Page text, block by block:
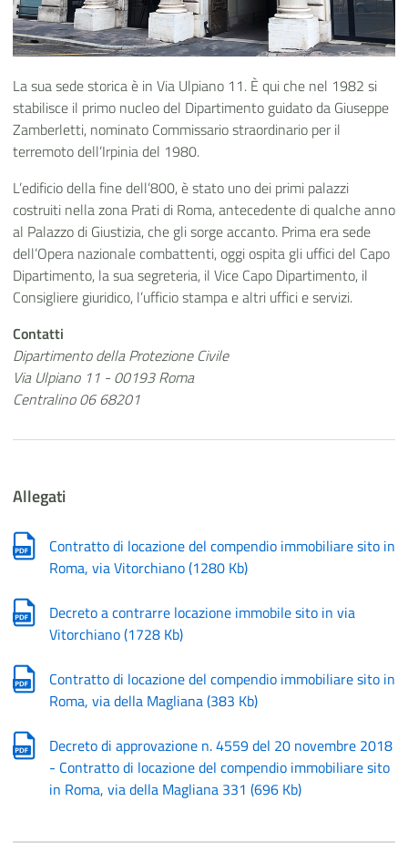
La sua sede storica è in Via Ulpiano 11. È qui che nel 1982 si
stabilisce il primo nucleo del Dipartimento guidato da Giuseppe
Zamberletti, nominato Commissario straordinario per il
terremoto dell’Irpinia del 1980.
L’edificio della fine dell’800, è stato uno dei primi palazzi
costruiti nella zona Prati di Roma, antecedente di qualche anno
al Palazzo di Giustizia, che gli sorge accanto. Prima era sede
dell’Opera nazionale combattenti, oggi ospita gli uffici del Capo
Dipartimento, la sua segreteria, il Vice Capo Dipartimento, il
Consigliere giuridico, l’ufficio stampa e altri uffici e servizi.
Contatti
Dipartimento della Protezione Civile
Via Ulpiano 11 - 00193 Roma
Centralino 06 68201
Allegati
Contratto di locazione del compendio immobiliare sito in
Roma, via Vitorchiano(1280 Kb)
Decreto a contrarre locazione immobile sito in via
Vitorchiano(1728 Kb)
Contratto di locazione del compendio immobiliare sito in
Roma, via della Magliana(383 Kb)
Decreto di approvazione n. 4559 del 20 novembre 2018
- Contratto di locazione del compendio immobiliare sito
in Roma, via della Magliana 331 (696 Kb)